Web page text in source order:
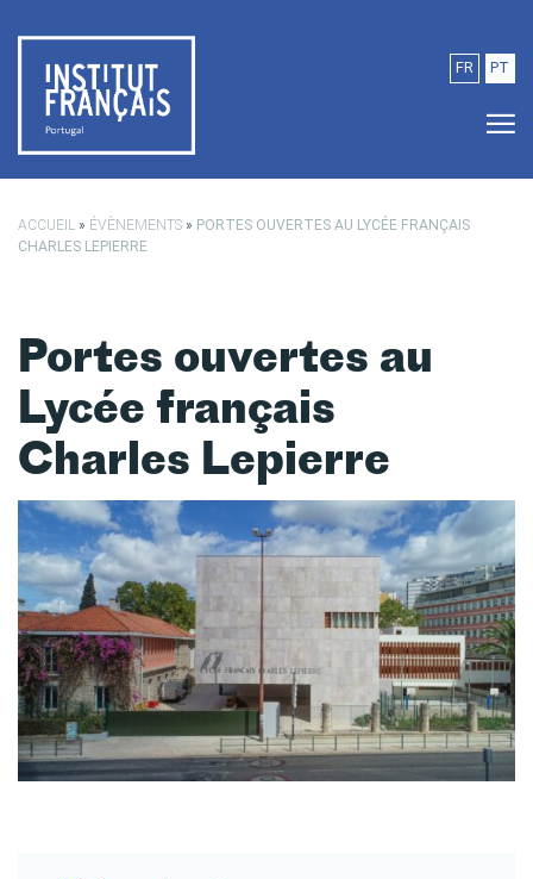
FR PT
ACCUEIL » ÉVÈNEMENTS » PORTES OUVERTES AU LYCÉE FRANÇAIS
CHARLES LEPIERRE
Portes ouvertes au
Lycée français
Charles Lepierre